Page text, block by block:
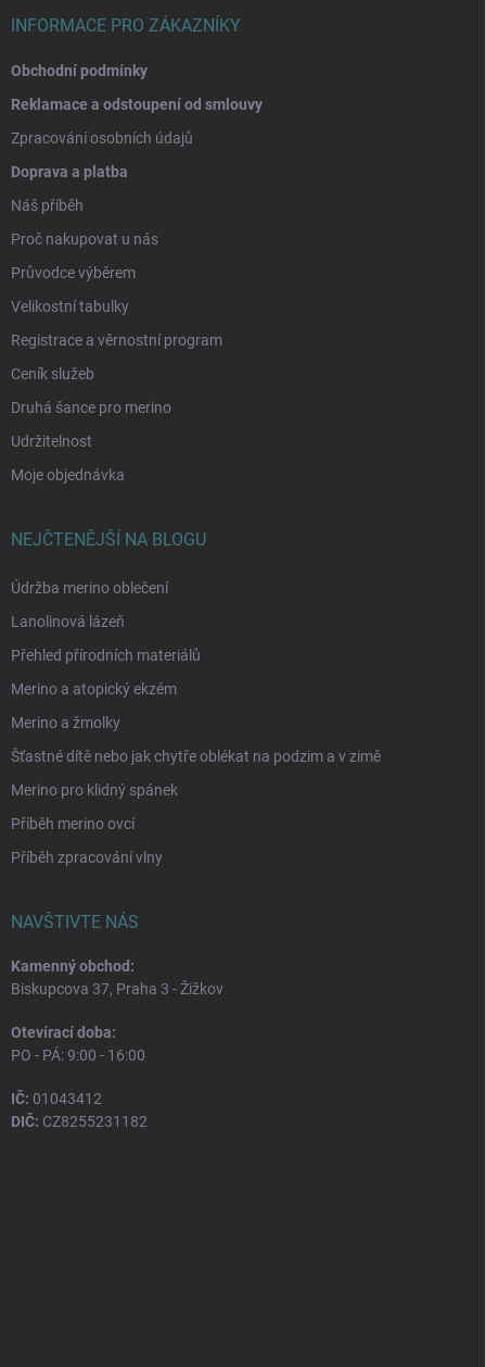
INFORMACE PRO ZÁKAZNÍKY
Obchodní podmínky
Reklamace a odstoupení od smlouvy
Zpracování osobních údajů
Doprava a platba
Náš příběh
Proč nakupovat u nás
Průvodce výběrem
Velikostní tabulky
Registrace a věrnostní program
Ceník služeb
Druhá šance pro merino
Udržitelnost
Moje objednávka
NEJČTENĚJŠÍ NA BLOGU
Údržba merino oblečení
Lanolinová lázeň
Přehled přírodních materiálů
Merino a atopický ekzém
Merino a žmolky
Šťastné dítě nebo jak chytře oblékat na podzim a v zimě
Merino pro klidný spánek
Příběh merino ovcí
Příběh zpracování vlny
NAVŠTIVTE NÁS
Kamenný obchod:
Biskupcova 37, Praha 3 - Žižkov
Otevírací doba:
PO - PÁ: 9:00 - 16:00
IČ: 01043412
DIČ: CZ8255231182